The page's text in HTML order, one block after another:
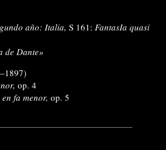
año: Italia, S 161: FantasIa quasi
de Dante»
op. 4
fa menor, op. 5